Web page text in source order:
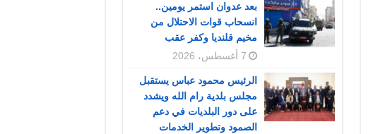
بعد عدوان استمر يومين..
انسحاب قوات الاحتلال من
مخيم قلنديا وكفر عقب
7 أغسطس، 2026
الرئيس محمود عباس يستقبل
مجلس بلدية رام الله ويشدد
على دور البلديات في دعم
الصمود وتطوير الخدمات